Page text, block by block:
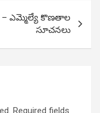
– ఎమ్మెల్యే కొణతాల
సూచనలు
Required fields